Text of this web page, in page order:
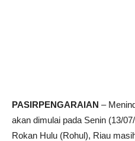
PASIRPENGARAIAN –
akan dimulai pada Senin (13/
Rokan Hulu (Rohul), Riau